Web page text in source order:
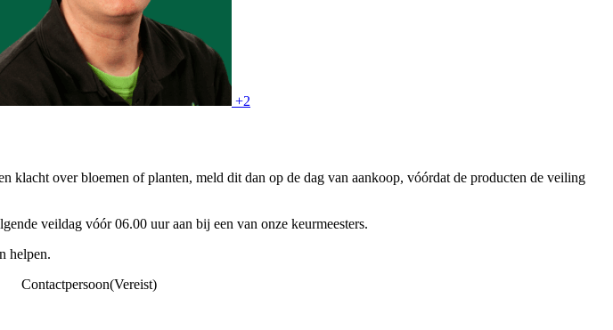
+2
over bloemen of planten, meld dit dan op de dag van aankoop, vóórdat de producten de veiling
veildag vóór 06.00 uur aan bij een van onze keurmeesters.
helpen.
Contactpersoon(Vereist)